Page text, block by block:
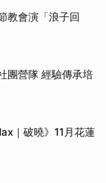
教會演「浪子回
團營隊 經驗傳承培
｜破曉》11月花蓮